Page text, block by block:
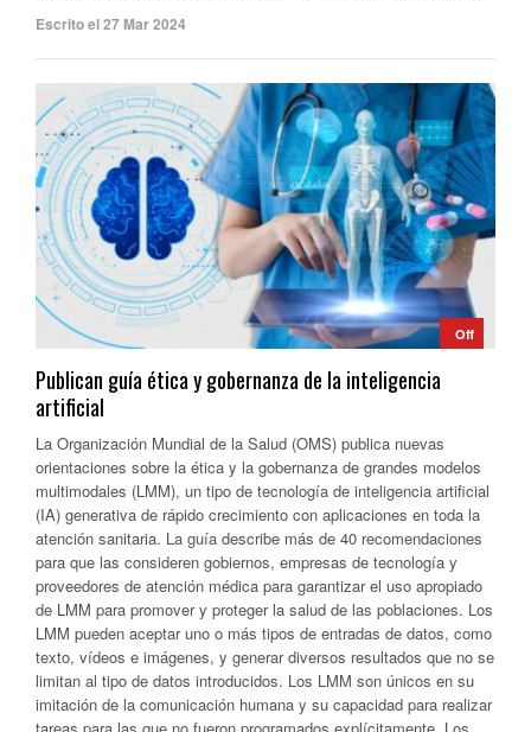
Escrito el 27 Mar 2024
Off
Publican guía ética y gobernanza de la inteligencia
artificial
La Organización Mundial de la Salud (OMS) publica nuevas
orientaciones sobre la ética y la gobernanza de grandes modelos
multimodales (LMM), un tipo de tecnología de inteligencia artificial
(IA) generativa de rápido crecimiento con aplicaciones en toda la
atención sanitaria. La guía describe más de 40 recomendaciones
para que las consideren gobiernos, empresas de tecnología y
proveedores de atención médica para garantizar el uso apropiado
de LMM para promover y proteger la salud de las poblaciones. Los
LMM pueden aceptar uno o más tipos de entradas de datos, como
texto, vídeos e imágenes, y generar diversos resultados que no se
limitan al tipo de datos introducidos. Los LMM son únicos en su
imitación de la comunicación humana y su capacidad para realizar
tareas para las que no fueron programados explícitamente. Los